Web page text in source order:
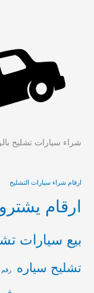
شراء سيارات تشليح
ارقام شراء سيارات التشليح
ارقام
بيع سيارات
تشليح سياره رقم